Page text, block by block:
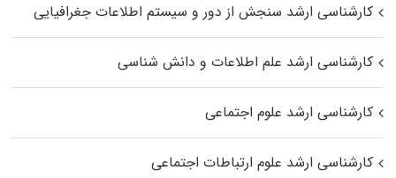
کارشناسی ارشد سنجش از دور و سیستم اطلاعات جغرافیایی
کارشناسی ارشد علم اطلاعات و دانش شناسی
کارشناسی ارشد علوم اجتماعی
کارشناسی ارشد علوم ارتباطات اجتماعی